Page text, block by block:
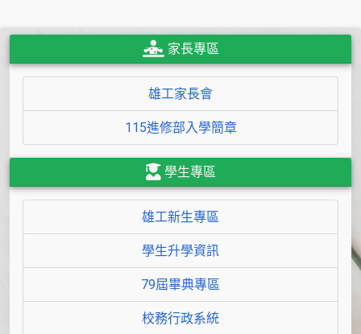
家長專區
雄工家長會
115進修部入學簡章
學生專區
雄工新生專區
學生升學資訊
79屆畢典專區
校務行政系統